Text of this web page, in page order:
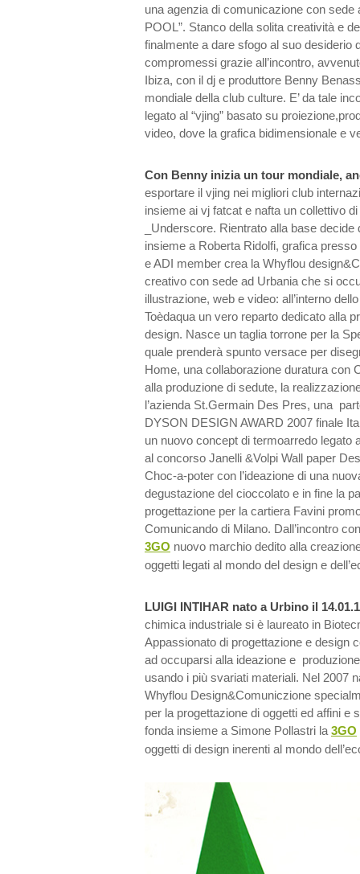
una agenzia di comunicazione con sede
POOL”. Stanco della solita creatività e
finalmente a dare sfogo al suo desiderio
compromessi grazie all’incontro,
Ibiza, con il dj e produttore Benny
mondiale della club culture. E’ da tale
legato al “vjing” basato su
video, dove la grafica bidimensionale e
Con Benny inizia un tour mondiale,
esportare il vjing nei migliori club
insieme ai vj fatcat e nafta un collettivo
_Underscore. Rientrato alla base
insieme a Roberta Ridolfi, grafica
e ADI member crea la Whyflou
creativo con sede ad Urbania che si
illustrazione, web e video: all’interno
Toèdaqua un vero reparto dedicato alla
design. Nasce un taglia torrone per la
quale prenderà spunto versace per
Home, una collaborazione duratura con
alla produzione di sedute, la
l’azienda St.Germain Des Pres, una
DYSON DESIGN AWARD 2007 finale
un nuovo concept di termoarredo legato
al concorso Janelli &Volpi Wall paper
Choc-a-poter con l’ideazione di una
degustazione del cioccolato e in fine la
progettazione per la cartiera Favini
Comunicando di Milano. Dall’incontro
3GO nuovo marchio dedito alla
oggetti legati al mondo del design e
LUIGI INTIHAR nato a Urbino il
chimica industriale si è laureato in
Appassionato di progettazione e design
ad occuparsi alla ideazione e
usando i più svariati materiali. Nel 2007
Whyflou Design&Comuniczione
per la progettazione di oggetti ed affini e
fonda insieme a Simone Pollastri la 3GO
oggetti di design inerenti al mondo